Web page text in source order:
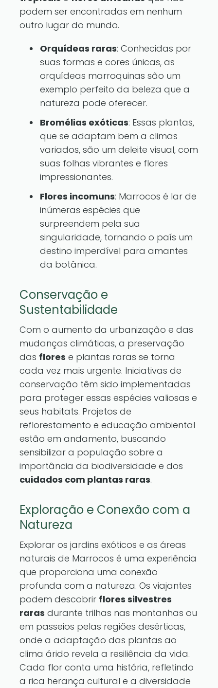
podem ser encontradas em nenhum
outro lugar do mundo.
Orquídeas raras: Conhecidas por
suas formas e cores únicas, as
orquídeas marroquinas são um
exemplo perfeito da beleza que a
natureza pode oferecer.
Bromélias exóticas: Essas plantas,
que se adaptam bem a climas
variados, são um deleite visual, com
suas folhas vibrantes e flores
impressionantes.
Flores incomuns: Marrocos é lar de
inúmeras espécies que
surpreendem pela sua
singularidade, tornando o país um
destino imperdível para amantes
da botânica.
Conservação e
Sustentabilidade
Com o aumento da urbanização e das
mudanças climáticas, a preservação
das flores e plantas raras se torna
cada vez mais urgente. Iniciativas de
conservação têm sido implementadas
para proteger essas espécies valiosas e
seus habitats. Projetos de
reflorestamento e educação ambiental
estão em andamento, buscando
sensibilizar a população sobre a
importância da biodiversidade e dos
cuidados com plantas raras.
Exploração e Conexão com a
Natureza
Explorar os jardins exóticos e as áreas
naturais de Marrocos é uma experiência
que proporciona uma conexão
profunda com a natureza. Os viajantes
podem descobrir flores silvestres
raras durante trilhas nas montanhas ou
em passeios pelas regiões desérticas,
onde a adaptação das plantas ao
clima árido revela a resiliência da vida.
Cada flor conta uma história, refletindo
a rica herança cultural e a diversidade